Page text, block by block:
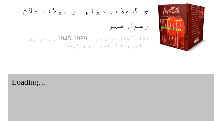
جنگِ عظیم دوئم از مولانا غلام
رسول مہر
کتاب " جنگِ عظیم دوئم 1939-1945 ء ، دوسری
عالمی جنگ کے اسباب ، جنگی…